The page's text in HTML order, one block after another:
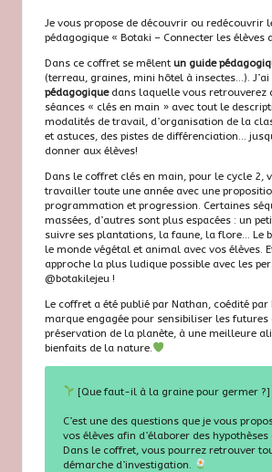
Je vous propose de découvrir ou redécouvrir
pédagogique « Botaki – Connecter les élèves
Dans ce coffret se mêlent un guide
(terreau, graines, mini hôtel à insectes…).
pédagogiquedans laquelle vous retrouverez
séances « clés en main » avec tout le
modalités de travail, d’organisation de la
et astuces, des pistes de différenciation…
donner aux élèves!
Dans le coffret clés en main, pour le cycle 2,
travailler toute une année avec une
programmation et progression. Certaines
massées, d’autres sont plus espacées : un
suivre ses plantations, la faune, la flore… Le
le monde végétal et animal avec vos élèves.
approche la plus ludique possible avec les
@botakilejeu !
Le coffret a été publié par Nathan , coédité par
marque engagée pour sensibiliser les
préservation de la planète, à une meilleure
bienfaits de la nature.
[Que faut-il à la graine pour germer ?]
C’est une des questions que je vous
vos élèves afin d’élaborer des hypothèses
Dans le coffret, vous pourrez retrouver
démarche d’investigation.